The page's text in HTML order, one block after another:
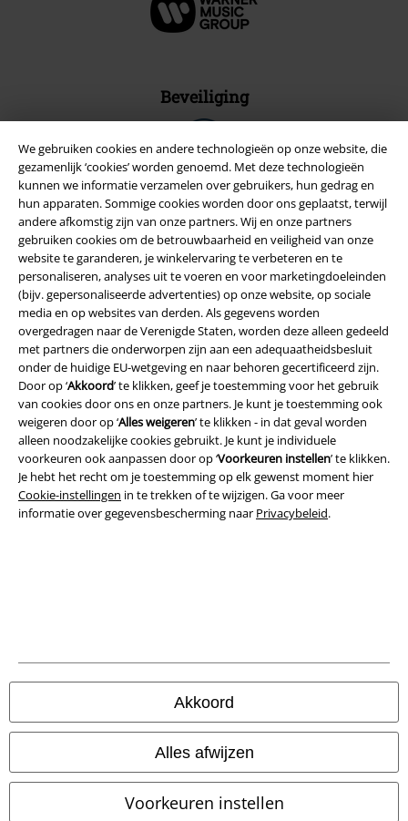
We gebruiken cookies en andere technologieën op onze website, die
gezamenlijk ‘cookies’ worden genoemd. Met deze technologieën
kunnen we informatie verzamelen over gebruikers, hun gedrag en
hun apparaten. Sommige cookies worden door ons geplaatst, terwijl
andere afkomstig zijn van onze partners. Wij en onze partners
gebruiken cookies om de betrouwbaarheid en veiligheid van onze
website te garanderen, je winkelervaring te verbeteren en te
personaliseren, analyses uit te voeren en voor marketingdoeleinden
(bijv. gepersonaliseerde advertenties) op onze website, op sociale
media en op websites van derden. Als gegevens worden
overgedragen naar de Verenigde Staten, worden deze alleen gedeeld
met partners die onderworpen zijn aan een adequaatheidsbesluit
onder de huidige EU-wetgeving en naar behoren gecertificeerd zijn.
Door op ‘Akkoord’ te klikken, geef je toestemming voor het gebruik
van cookies door ons en onze partners. Je kunt je toestemming ook
weigeren door op ‘Alles weigeren’ te klikken - in dat geval worden
alleen noodzakelijke cookies gebruikt. Je kunt je individuele
voorkeuren ook aanpassen door op ‘Voorkeuren instellen’ te klikken.
Je hebt het recht om je toestemming op elk gewenst moment hier
Cookie-instellingen in te trekken of te wijzigen. Ga voor meer
informatie over gegevensbescherming naar Privacybeleid.
Akkoord
Alles afwijzen
Voorkeuren instellen
Beveiliging
Legal
Algemene Voorwaarden
Bedrijfsgegevens
Privacyverklaring
Verklaring van conformiteit
Alle prijzen incl.wettelijke BTW
© 1986-2026 Large Popmerchandising BV
Onze online shops